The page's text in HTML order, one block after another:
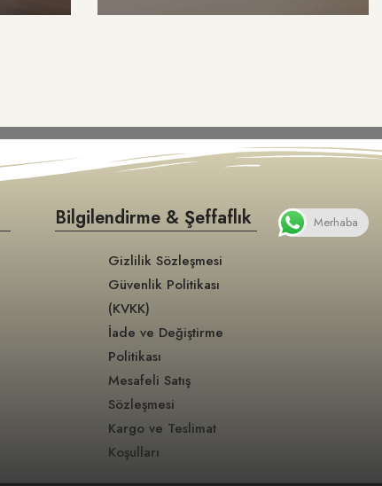
Bilgilendirme & Şeffaflık
Gizlilik Sözleşmesi
Güvenlik Politikası
(KVKK)
İade ve Değiştirme
Politikası
Mesafeli Satış
Sözleşmesi
Kargo ve Teslimat
Koşulları
Merhaba